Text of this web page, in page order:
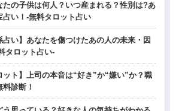
たの子供は何人？いつ産まれる？性別は?あ
占い！-無料タロット占い
占い】あなたを傷つけたあの人の未来・因
タロット占い-
ット】上司の本音は“好き”か“嫌い”か？職
診断！